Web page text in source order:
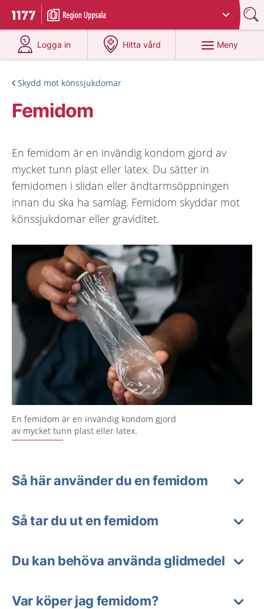
Till startsidan för 1177
Du har valt region
Logga in
på 1177.se
Hitta vård
på 1177.se
Meny
Skydd mot könssjukdomar
Femidom
En femidom är en invändig kondom gjord av
mycket tunn plast eller latex. Du sätter in
femidomen i slidan eller ändtarmsöppningen
innan du ska ha samlag. Femidom skyddar mot
könssjukdomar eller graviditet.
En femidom är en invändig kondom gjord
av mycket tunn plast eller latex.
Så här använder du en femidom
Så tar du ut en femidom
Du kan behöva använda glidmedel
Var köper jag femidom?